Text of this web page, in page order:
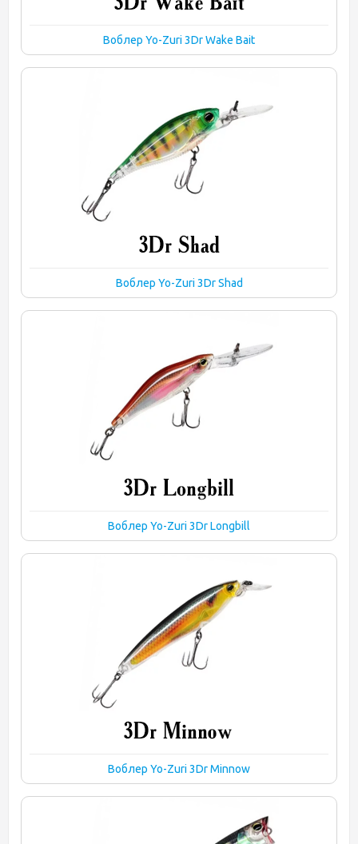
Воблер Yo-Zuri 3Dr Wake Bait
Воблер Yo-Zuri 3Dr Shad
Воблер Yo-Zuri 3Dr Longbill
Воблер Yo-Zuri 3Dr Minnow